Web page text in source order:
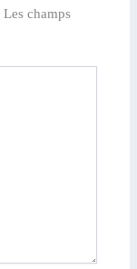
Les champs